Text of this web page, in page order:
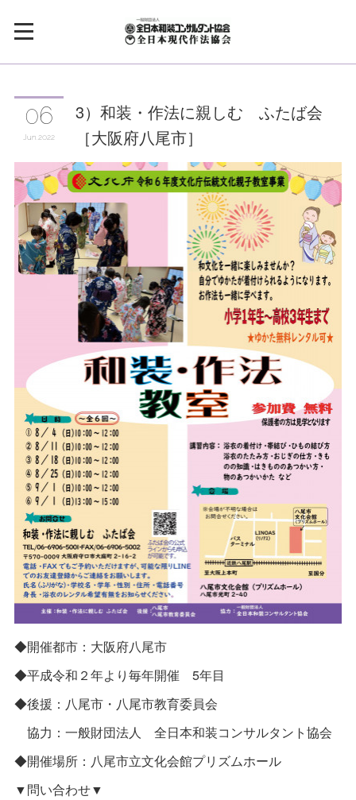
06
Jun 2022
3）和装・作法に親しむ ふたば会
［大阪府八尾市］
◆開催都市：大阪府八尾市
◆平成令和２年より毎年開催 5年目
◆後援：八尾市・八尾市教育委員会
協力：一般財団法人 全日本和装コンサルタント協会
◆開催場所：八尾市立文化会館プリズムホール
▼問い合わせ▼